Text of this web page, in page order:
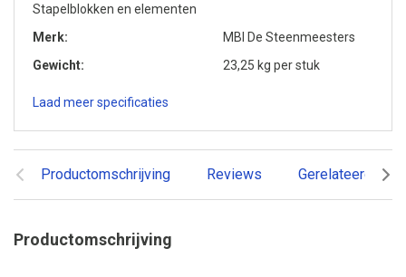
Productomschrijving Reviews Gerelateerde
Productomschrijving
Stapelblokken en elementen
Merk
MBI De Steenmeesters
Gewicht
23,25 kg per stuk
Laad meer specificaties